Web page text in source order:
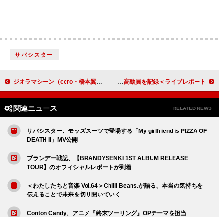
サバシスター
ジオラマシーン（cero・橋本翼）、2曲入りニューSG配信開始 Mrs. GREEN APPLE、【サマソニ】でトップバッター過去最高動員を記録＜ライブレポート＞
関連ニュース RELATED NEWS
サバシスター、モッズスーツで登場する「My girlfriend is PIZZA OF
DEATH II」MV公開
ブランデー戦記、【BRANDYSENKI 1ST ALBUM RELEASE
TOUR】のオフィシャルレポートが到着
＜わたしたちと音楽 Vol.64＞Chilli Beans.が語る、本当の気持ちを
伝えることで未来を切り開いていく
Conton Candy、アニメ『終末ツーリング』OPテーマを担当